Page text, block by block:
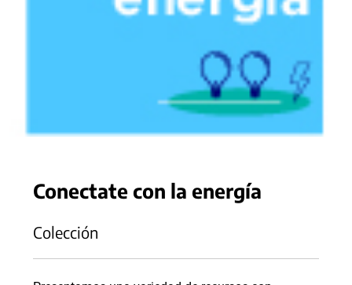
Conectate con la energía
Colección